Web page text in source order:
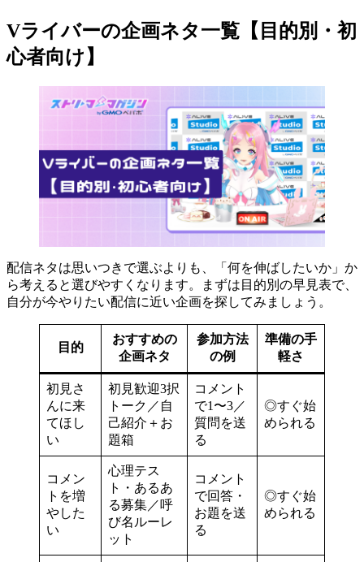
Vライバーの企画ネタ一覧【目的別・初
心者向け】
配信ネタは思いつきで選ぶよりも、「何を伸ばしたいか」か
ら考えると選びやすくなります。まずは目的別の早見表で、
自分が今やりたい配信に近い企画を探してみましょう。
目的
おすすめの
企画ネタ
参加方法
の例
準備の手
軽さ
初見さ
んに来
てほし
い
初見歓迎3択
トーク／自
己紹介＋お
題箱
コメント
で1〜3／
質問を送
る
◎すぐ始
められる
コメン
トを増
やした
い
心理テス
ト・あるあ
る募集／呼
び名ルーレ
ット
コメント
で回答・
お題を送
る
◎すぐ始
められる